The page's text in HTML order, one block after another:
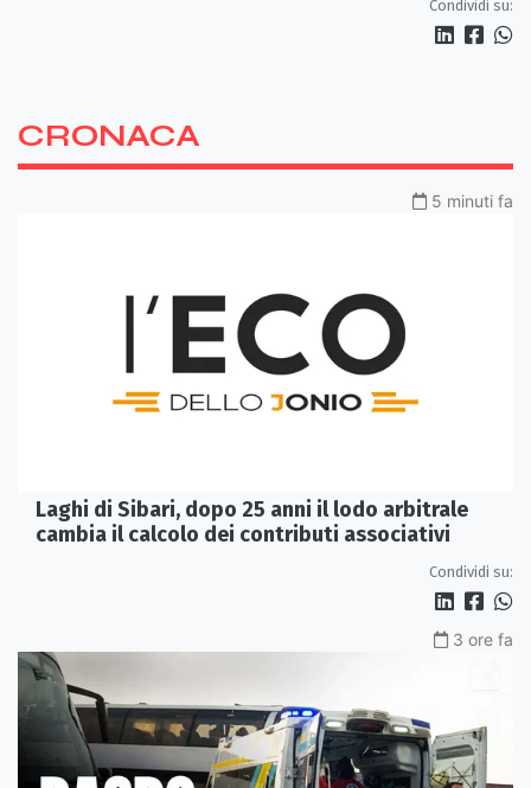
Condividi su:
CRONACA
5 minuti fa
Laghi di Sibari, dopo 25 anni il lodo arbitrale
cambia il calcolo dei contributi associativi
Condividi su:
3 ore fa